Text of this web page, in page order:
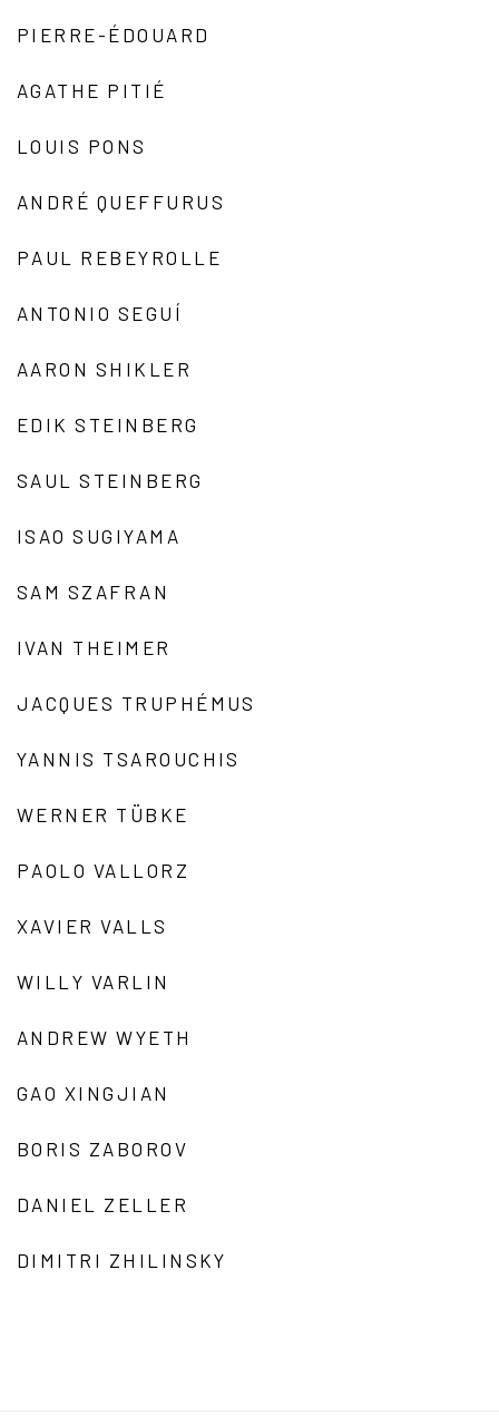
PIERRE-ÉDOUARD
AGATHE PITIÉ
LOUIS PONS
ANDRÉ QUEFFURUS
PAUL REBEYROLLE
ANTONIO SEGUÍ
AARON SHIKLER
EDIK STEINBERG
SAUL STEINBERG
ISAO SUGIYAMA
SAM SZAFRAN
IVAN THEIMER
JACQUES TRUPHÉMUS
YANNIS TSAROUCHIS
WERNER TÜBKE
PAOLO VALLORZ
XAVIER VALLS
WILLY VARLIN
ANDREW WYETH
GAO XINGJIAN
BORIS ZABOROV
DANIEL ZELLER
DIMITRI ZHILINSKY